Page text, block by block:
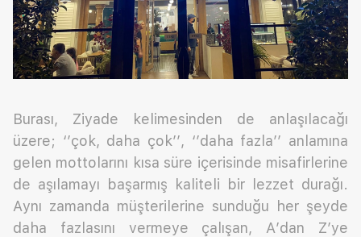
Burası, Ziyade kelimesinden de anlaşılacağı
üzere; ‘’çok, daha çok’’, ‘’daha fazla’’ anlamına
gelen mottolarını kısa süre içerisinde misafirlerine
de aşılamayı başarmış kaliteli bir lezzet durağı.
Aynı zamanda müşterilerine sunduğu her şeyde
daha fazlasını vermeye çalışan, A’dan Z’ye